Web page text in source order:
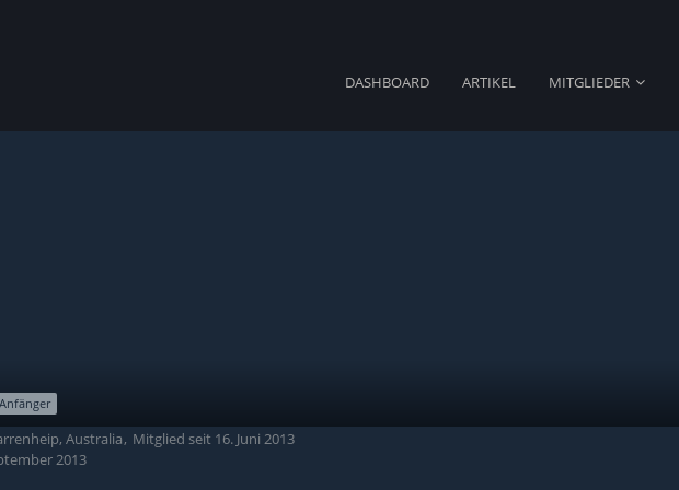
DASHBOARD ARTIKEL MITGLIEDER
Anfänger
Australia
Mitglied seit 16. Juni 2013
2013